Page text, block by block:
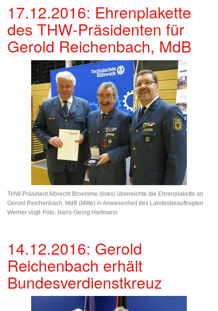
17.12.2016: Ehrenplakette
des THW-Präsidenten für
Gerold Reichenbach, MdB
THW-Präsident Albrecht Broemme (links) überreichte die Ehrenplakette an
Gerold Reichenbach, MdB (Mitte) in Anwesenheit des Landesbeauftragten
Werner Vogt. Foto: Hans-Georg Hartmann
14.12.2016: Gerold
Reichenbach erhält
Bundesverdienstkreuz